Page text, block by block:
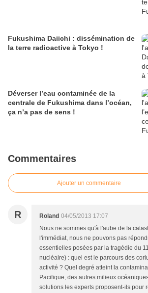
Fukushima Daiichi : dissémination de
la terre radioactive à Tokyo !
Déverser l’eau contaminée de la
centrale de Fukushima dans l’océan,
ça n’a pas de sens !
Commentaires
Ajouter un commentaire
R Roland 04/05/2013 17:07
Nous ne sommes qu'à l'aube de la
l'immédiat, nous ne pouvons pas
essentielles posées par la tragédie du
nucléaire) : quel est le parcours des
activité ? Quel degré atteint la
Pacifique, des autres milieux
solutions les experts proposent-ils pour